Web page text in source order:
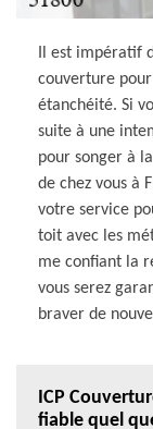
Il est impératif
couverture
étanchéité. Si
suite à une
pour songer à
de chez vous à
votre service
toit avec les
me confiant la
vous serez
braver de
ICP
fiable quel